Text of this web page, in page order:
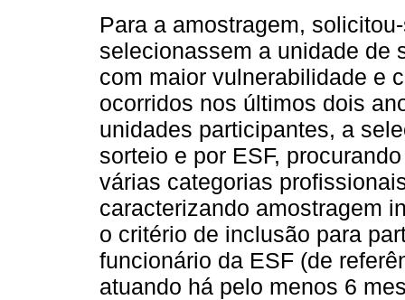
Para a amostragem,
selecionassem a unidade de
com maior vulnerabilidade e
ocorridos nos últimos dois
unidades participantes, a
sorteio e por ESF,
várias categorias
caracterizando amostragem
o critério de inclusão para
funcionário da ESF (de
atuando há pelo menos 6